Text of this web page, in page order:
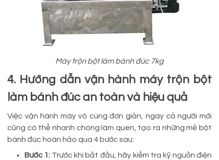
Máy trộn bột làm bánh đúc 7kg
4. Hướng dẫn vận hành máy trộn bột
làm bánh đúc an toàn và hiệu quả
Việc vận hành máy vô cùng đơn giản, ngay cả người mới
cũng có thể nhanh chóng làm quen, tạo ra những mẻ bột
bánh đúc hoàn hảo qua 4 bước sau:
Bước 1: Trước khi bắt đầu, hãy kiểm tra kỹ nguồn điện